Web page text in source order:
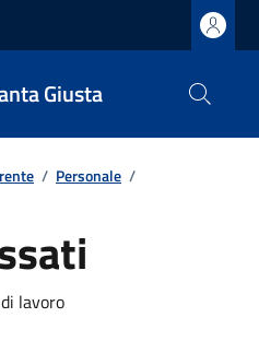
Giusta
/ Personale /
lavoro